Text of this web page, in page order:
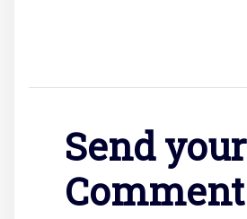
Send your
Comment